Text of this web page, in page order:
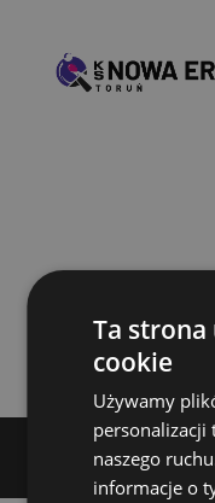
KS
Ta
cookie
Używamy
personalizacji
naszego
informacje o